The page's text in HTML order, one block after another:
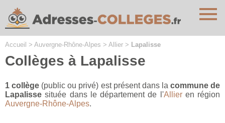
Accueil > Auvergne-Rhône-Alpes > Allier > Lapalisse
Collèges à Lapalisse
1 collège (public ou privé) est présent dans la commune de
Lapalisse située dans le département de l'Allieren région
Auvergne-Rhône-Alpes.